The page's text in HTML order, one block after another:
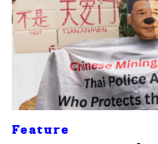
Feature